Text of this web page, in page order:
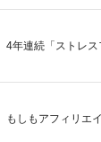
4年連続「ストレ
もしもアフィリエ